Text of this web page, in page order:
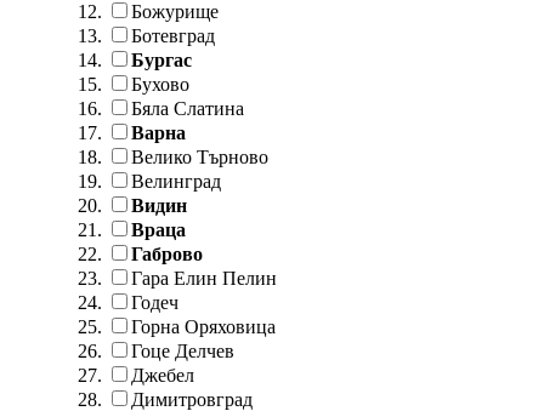
Божурище
Ботевград
Бургас
Бухово
Бяла Слатина
Варна
Велико Търново
Велинград
Видин
Враца
Габрово
Гара Елин Пелин
Годеч
Горна Оряховица
Гоце Делчев
Джебел
Димитровград